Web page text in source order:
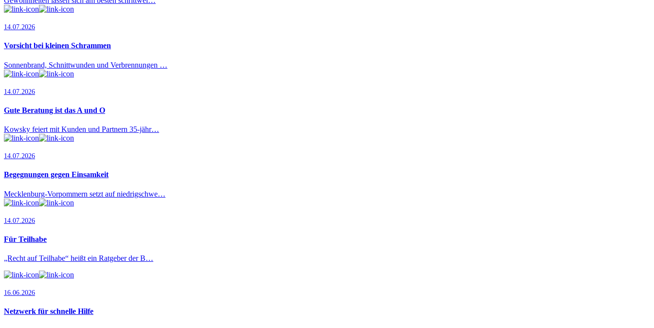
14.07.2026
Vorsicht bei kleinen Schrammen
Sonnenbrand, Schnittwunden und Verbrennungen …
14.07.2026
Gute Beratung ist das A und O
Kowsky feiert mit Kunden und Partnern 35-jähr…
14.07.2026
Begegnungen gegen Einsamkeit
Mecklenburg-Vorpommern setzt auf niedrigschwe…
14.07.2026
Für Teilhabe
„Recht auf Teilhabe“ heißt ein Ratgeber der B…
16.06.2026
Netzwerk für schnelle Hilfe